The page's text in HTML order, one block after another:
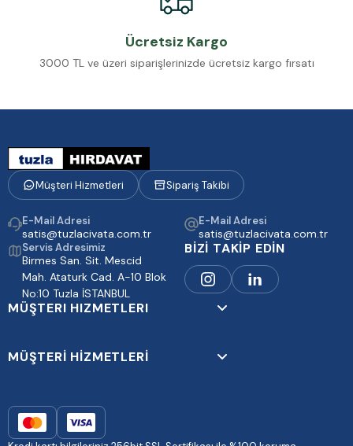
Ücretsiz Kargo
3000 TL ve üzeri siparişlerinizde ücretsiz kargo fırsatı
Müşteri Hizmetleri Sipariş Takibi
E-Mail Adresi
satis@tuzlacivata.com.tr
E-Mail Adresi
satis@tuzlacivata.com.tr
Servis Adresimiz
Birmes San. Sit. Mescid
Mah. Ataturk Cad. A-10 Blok
No:10 Tuzla İSTANBUL
BİZİ TAKİP EDİN
MÜŞTERI HIZMETLERI
MÜŞTERİ HİZMETLERİ